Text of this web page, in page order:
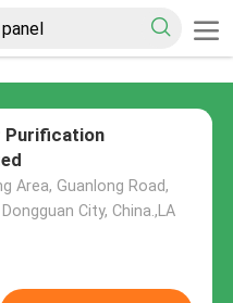
Purification
Area, Guanlong Road,
City, China.,LA